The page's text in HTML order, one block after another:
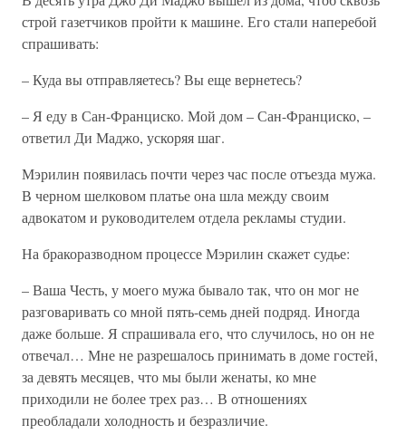
строй газетчиков пройти к машине. Его стали наперебой
спрашивать:
– Куда вы отправляетесь? Вы еще вернетесь?
– Я еду в Сан-Франциско. Мой дом – Сан-Франциско, –
ответил Ди Маджо, ускоряя шаг.
Мэрилин появилась почти через час после отъезда мужа.
В черном шелковом платье она шла между своим
адвокатом и руководителем отдела рекламы студии.
На бракоразводном процессе Мэрилин скажет судье:
– Ваша Честь, у моего мужа бывало так, что он мог не
разговаривать со мной пять-семь дней подряд. Иногда
даже больше. Я спрашивала его, что случилось, но он не
отвечал… Мне не разрешалось принимать в доме гостей,
за девять месяцев, что мы были женаты, ко мне
приходили не более трех раз… В отношениях
преобладали холодность и безразличие.